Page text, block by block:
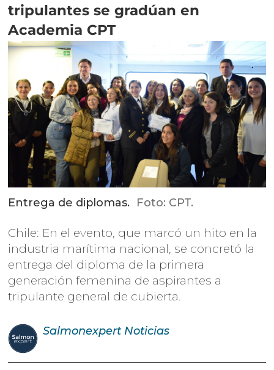
tripulantes se gradúan en
Academia CPT
Entrega de diplomas. Foto: CPT.
Chile: En el evento, que marcó un hito en la
industria marítima nacional, se concretó la
entrega del diploma de la primera
generación femenina de aspirantes a
tripulante general de cubierta.
Salmonexpert Noticias